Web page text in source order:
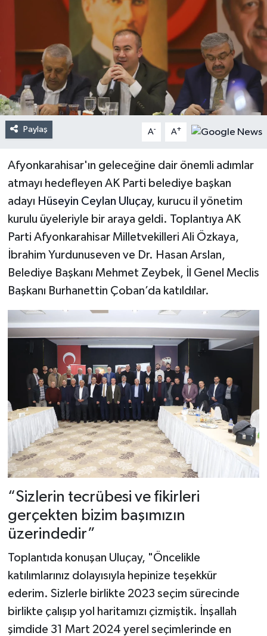
Paylaş A- A+
Afyonkarahisar'ın geleceğine dair önemli adımlar
atmayı hedefleyen AK Parti belediye başkan
adayı Hüseyin Ceylan Uluçay, kurucu il yönetim
kurulu üyeleriyle bir araya geldi. Toplantıya AK
Parti Afyonkarahisar Milletvekilleri Ali Özkaya,
İbrahim Yurdunuseven ve Dr. Hasan Arslan,
Belediye Başkanı Mehmet Zeybek, İl Genel Meclis
Başkanı Burhanettin Çoban’da katıldılar.
“Sizlerin tecrübesi ve fikirleri
gerçekten bizim başımızın
üzerindedir”
Toplantıda konuşan Uluçay, "Öncelikle
katılımlarınız dolayısıyla hepinize teşekkür
ederim. Sizlerle birlikte 2023 seçim sürecinde
birlikte çalışıp yol haritamızı çizmiştik. İnşallah
şimdide 31 Mart 2024 yerel seçimlerinde en